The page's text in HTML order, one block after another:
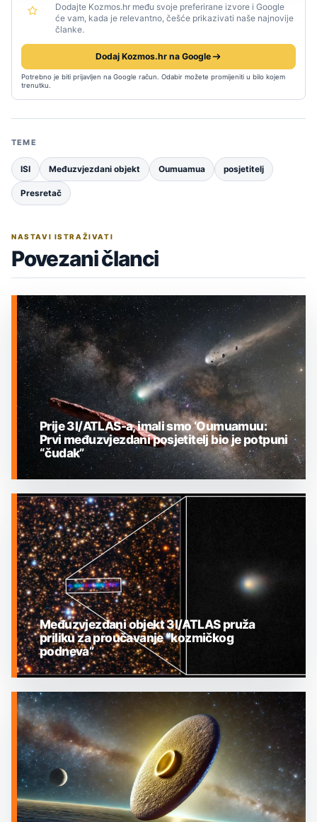
Dodajte Kozmos.hr među svoje preferirane izvore i Google
će vam, kada je relevantno, češće prikazivati naše najnovije
članke.
Dodaj Kozmos.hr na Google
Potrebno je biti prijavljen na Google račun. Odabir možete promijeniti u bilo kojem
trenutku.
TEME
ISI Međuzvjezdani objekt Oumuamua posjetitelj
Presretač
NASTAVI ISTRAŽIVATI
Povezani članci
MEĐUZVJEZDANI OBJEKTI
Prije 3I/ATLAS-a, imali smo ‘Oumuamuu:
Prvi međuzvjezdani posjetitelj bio je potpuni
“čudak”
MEĐUZVJEZDANI OBJEKTI
Međuzvjezdani objekt 3I/ATLAS pruža
priliku za proučavanje “kozmičkog
podneva”